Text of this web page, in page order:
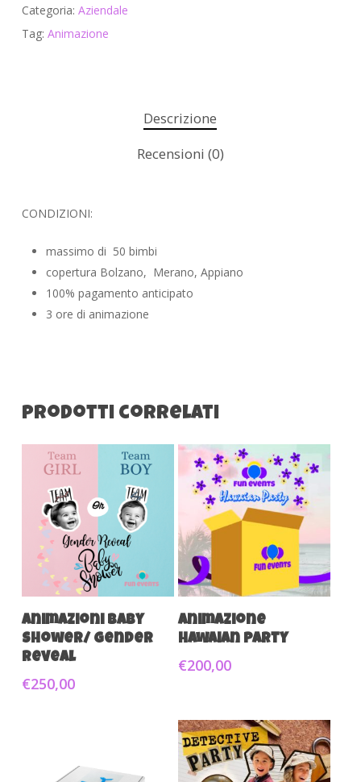
Categoria: Aziendale
Tag: Animazione
Descrizione
Recensioni (0)
CONDIZIONI:
massimo di 50 bimbi
copertura Bolzano, Merano, Appiano
100% pagamento anticipato
3 ore di animazione
Prodotti correlati
Aggiungi Al Carrello
Animazioni Baby
Shower/ gender
reveal
€250,00
Aggiungi Al Carrello
Animazione
Hawaian Party
€200,00